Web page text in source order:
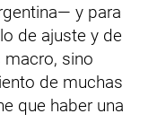
y para
de ajuste y de
sino
de muchas
que haber una